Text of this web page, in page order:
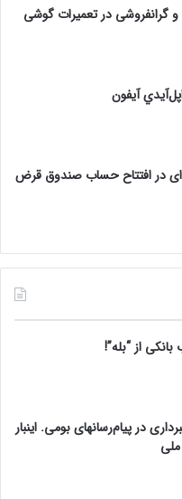
گرانفروشی در تعمیرات گوشی
آيفون
ای در افتتاح حساب صندوق قرض
از “بله”!
در پیام‌رسانهای بومی. اینبار